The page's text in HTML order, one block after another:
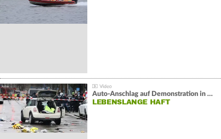
Auto-Anschlag auf Demonstration in München:
LEBENSLANGE HAFT